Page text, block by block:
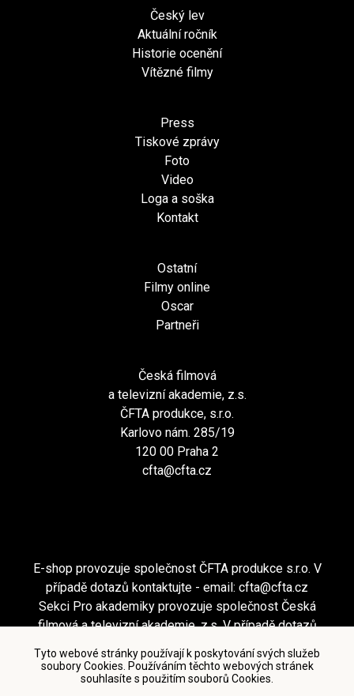
Tyto webové stránky používají k poskytování svých služeb
soubory Cookies. Používáním těchto webových stránek
souhlasíte s použitím souborů Cookies.
Český lev
Aktuální ročník
Historie ocenění
Vítězné filmy
Press
Tiskové zprávy
Foto
Video
Loga a soška
Kontakt
Ostatní
Filmy online
Oscar
Partneři
Česká filmová
a televizní akademie, z.s.
ČFTA produkce, s.r.o.
Karlovo nám. 285/19
120 00 Praha 2
cfta@cfta.cz
E-shop provozuje společnost ČFTA produkce s.r.o. V
případě dotazů kontaktujte - email: cfta@cfta.cz
Sekci Pro akademiky provozuje společnost Česká
filmová a televizní akademie, z.s. V případě dotazů
Podmínky užití a zásady ochrany osobních údajů